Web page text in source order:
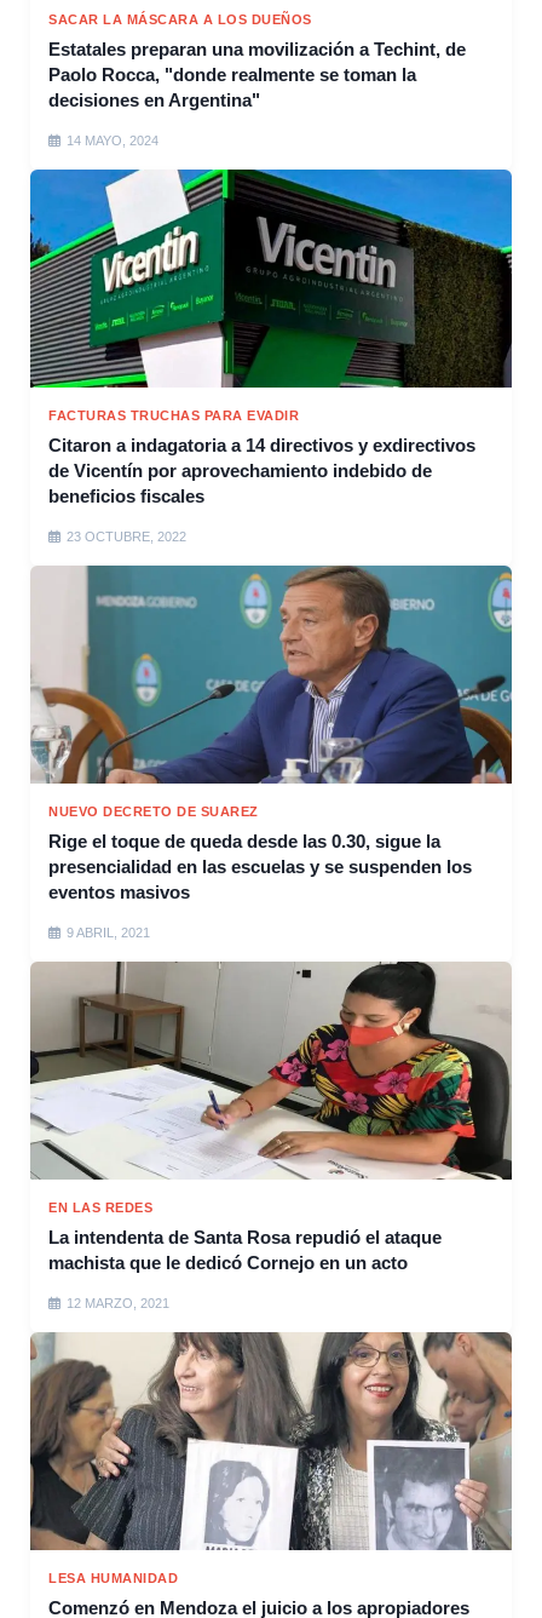
SACAR LA MÁSCARA A LOS DUEÑOS
Estatales preparan una movilización a Techint, de
Paolo Rocca, "donde realmente se toman la
decisiones en Argentina"
14 MAYO, 2024
FACTURAS TRUCHAS PARA EVADIR
Citaron a indagatoria a 14 directivos y exdirectivos
de Vicentín por aprovechamiento indebido de
beneficios fiscales
23 OCTUBRE, 2022
NUEVO DECRETO DE SUAREZ
Rige el toque de queda desde las 0.30, sigue la
presencialidad en las escuelas y se suspenden los
eventos masivos
9 ABRIL, 2021
EN LAS REDES
La intendenta de Santa Rosa repudió el ataque
machista que le dedicó Cornejo en un acto
12 MARZO, 2021
LESA HUMANIDAD
Comenzó en Mendoza el juicio a los apropiadores